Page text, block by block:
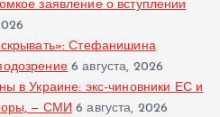
заявление о вступлении
Стефанишина
6 августа, 2026
в Украине: экс-чиновники ЕС и
— СМИ 6 августа, 2026